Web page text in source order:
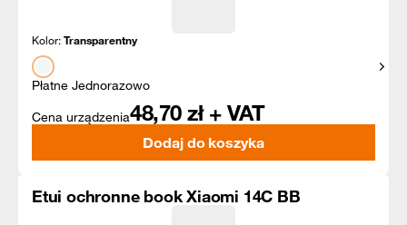
Kolor:Transparentny
Płatne Jednorazowo
Cena urządzenia48,70 zł + VAT
Dodaj do koszyka
Etui ochronne book Xiaomi 14C BB